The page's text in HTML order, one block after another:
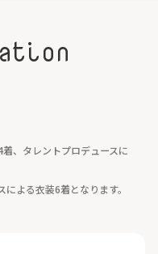
、タレントプロデュースに
よる衣装6着となります。